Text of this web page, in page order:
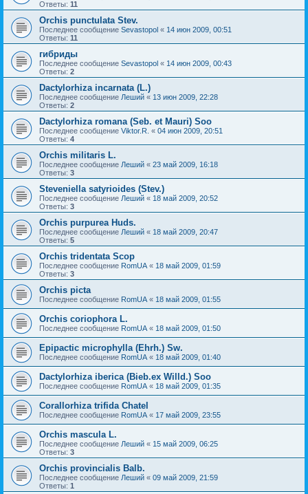
Ответы: 11
Orchis punctulata Stev.
Последнее сообщение Sevastopol « 14 июн 2009, 00:51
Ответы: 11
гибриды
Последнее сообщение Sevastopol « 14 июн 2009, 00:43
Ответы: 2
Dactylorhiza incarnata (L.)
Последнее сообщение Леший « 13 июн 2009, 22:28
Ответы: 2
Dactylorhiza romana (Seb. et Mauri) Soo
Последнее сообщение Viktor.R. « 04 июн 2009, 20:51
Ответы: 4
Orchis militaris L.
Последнее сообщение Леший « 23 май 2009, 16:18
Ответы: 3
Steveniella satyrioides (Stev.)
Последнее сообщение Леший « 18 май 2009, 20:52
Ответы: 3
Orchis purpurea Huds.
Последнее сообщение Леший « 18 май 2009, 20:47
Ответы: 5
Orchis tridentata Scop
Последнее сообщение RomUA « 18 май 2009, 01:59
Ответы: 3
Orchis picta
Последнее сообщение RomUA « 18 май 2009, 01:55
Orchis coriophora L.
Последнее сообщение RomUA « 18 май 2009, 01:50
Epipactic microphylla (Ehrh.) Sw.
Последнее сообщение RomUA « 18 май 2009, 01:40
Dactylorhiza iberica (Bieb.ex Willd.) Soo
Последнее сообщение RomUA « 18 май 2009, 01:35
Corallorhiza trifida Chatel
Последнее сообщение RomUA « 17 май 2009, 23:55
Orchis mascula L.
Последнее сообщение Леший « 15 май 2009, 06:25
Ответы: 3
Orchis provincialis Balb.
Последнее сообщение Леший « 09 май 2009, 21:59
Ответы: 1